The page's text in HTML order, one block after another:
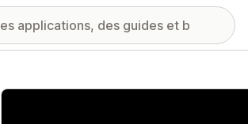
Galerie d’images vedette